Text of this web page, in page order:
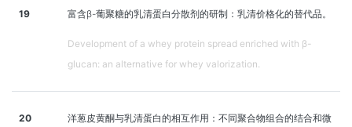
19 富含β-葡聚糖的乳清蛋白分散剂的研制：乳清价格化的替代品。
Development of a whey protein spread enriched with β-
glucan: an alternative for whey valorization.
20
洋葱皮黄酮与乳清蛋白的相互作用：不同聚合物组合的结合和微